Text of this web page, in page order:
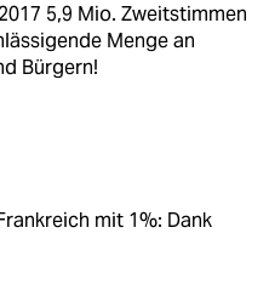
5,9 Mio. Zweitstimmen
Menge an
Bürgern!
mit 1%: Dank